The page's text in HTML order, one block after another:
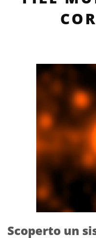
Scoperto un